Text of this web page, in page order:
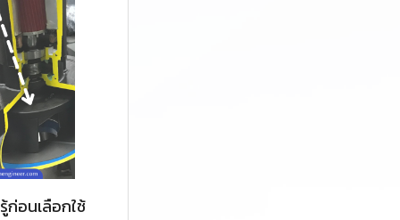
ก่อนเลือกใช้